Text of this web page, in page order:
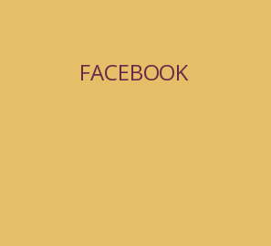
FACEBOOK